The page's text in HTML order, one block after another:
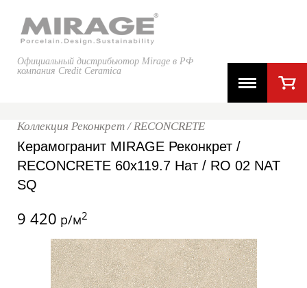
Официальный дистрибьютор Mirage в РФ
компания Credit Ceramica
Коллекция Реконкрет / RECONCRETE
Керамогранит MIRAGE Реконкрет /
RECONCRETE 60x119.7 Нат / RO 02 NAT
SQ
9 420 р/м2